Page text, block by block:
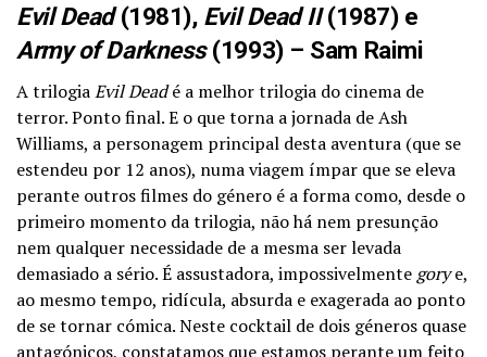
Evil Dead(1981), Evil Dead II(1987) e
Army of Darkness(1993) – Sam Raimi
A trilogiaEvil Deadé a melhor trilogia do cinema de
terror. Ponto final. E o que torna a jornada de Ash
Williams, a personagem principal desta aventura (que se
estendeu por 12 anos), numa viagem ímpar que se eleva
perante outros filmes do género é a forma como, desde o
primeiro momento da trilogia, não há nem presunção
nem qualquer necessidade de a mesma ser levada
demasiado a sério. É assustadora, impossivelmente gorye,
ao mesmo tempo, ridícula, absurda e exagerada ao ponto
de se tornar cómica.Neste cocktail de dois géneros quase
antagónicos, constatamos que estamos perante um feito